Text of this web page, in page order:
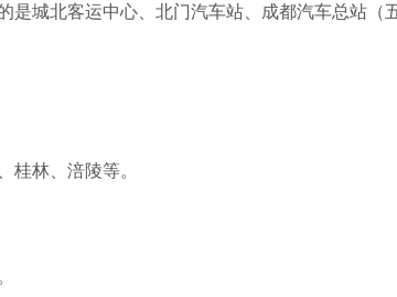
城北客运中心、北门汽车站、成都汽车总站（
桂林、涪陵等。